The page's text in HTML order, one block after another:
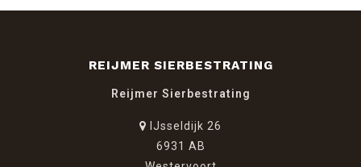
REIJMER SIERBESTRATING
Reijmer Sierbestrating
IJsseldijk 26
6931 AB